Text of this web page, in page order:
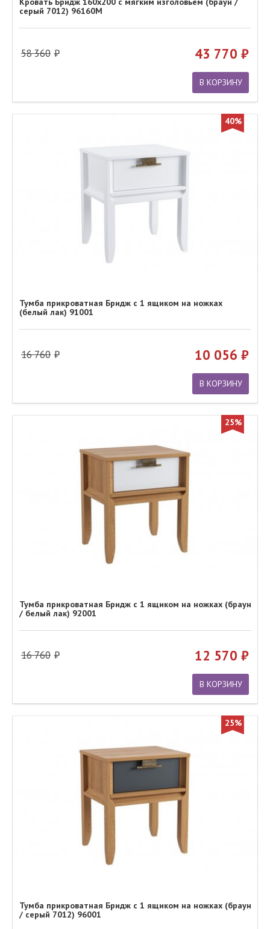
серый 7012) 96160М
58 360 43 770
В КОРЗИНУ
40%
Тумба прикроватная Бридж с 1 ящиком на ножках
(белый лак) 91001
16 760 10 056
В КОРЗИНУ
25%
Тумба прикроватная Бридж с 1 ящиком на ножках (браун
/ белый лак) 92001
16 760 12 570
В КОРЗИНУ
25%
Тумба прикроватная Бридж с 1 ящиком на ножках (браун
/ серый 7012) 96001